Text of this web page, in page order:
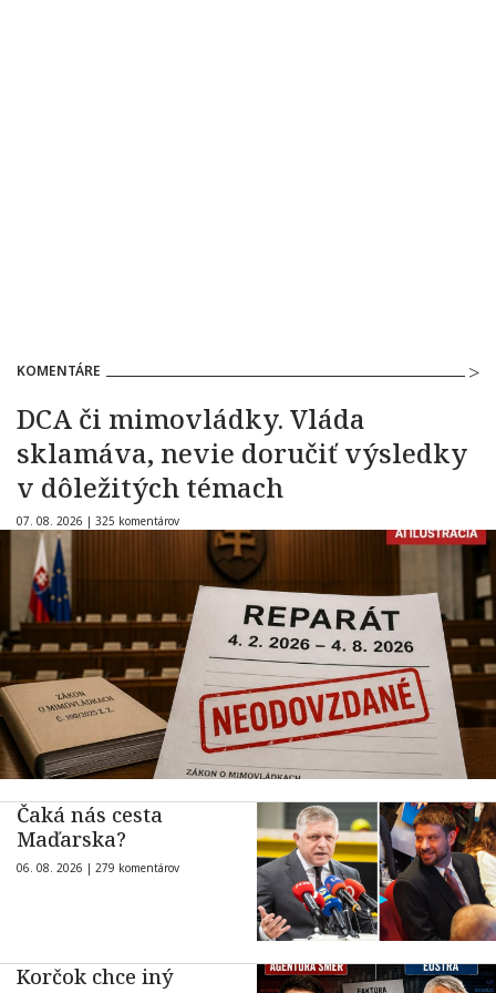
KOMENTÁRE
DCA či mimovládky. Vláda
sklamáva, nevie doručiť výsledky
v dôležitých témach
07. 08. 2026 | 325 komentárov
Čaká nás cesta
Maďarska?
06. 08. 2026 | 279 komentárov
Korčok chce iný